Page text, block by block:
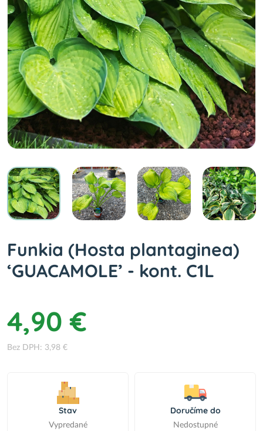
Funkia (Hosta plantaginea)
‘GUACAMOLE’ - kont. C1L
4,90 €
Bez DPH: 3,98 €
Stav
Vypredané
Doručíme do
Nedostupné